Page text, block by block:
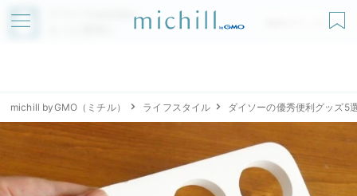
アプリでmichillが
無料ダウンロード
michill byGMO（ミチル） ライフスタイル ダイソーの優秀便利グッズ5